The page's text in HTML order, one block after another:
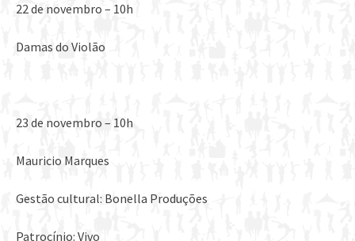
22 de novembro – 10h
Damas do Violão
23 de novembro – 10h
Mauricio Marques
Gestão cultural: Bonella Produções
Patrocínio: Vivo